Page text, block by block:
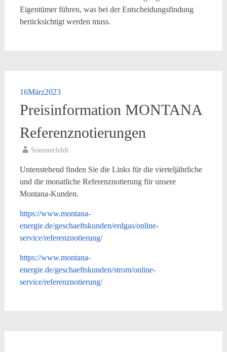
Eigentümer führen, was bei der Entscheidungsfindung
berücksichtigt werden muss.
16März2023
Preisinformation MONTANA
Referenznotierungen
Sommerfeldt
Untenstehend finden Sie die Links für die vierteljährliche
und die monatliche Referenznotierung für unsere
Montana-Kunden.
https://www.montana-
energie.de/geschaeftskunden/erdgas/online-
service/referenznotierung/
https://www.montana-
energie.de/geschaeftskunden/strom/online-
service/referenznotierung/